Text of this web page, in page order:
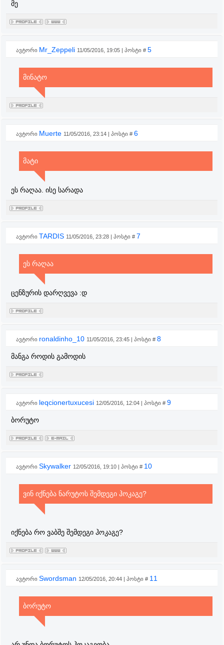
მე
ავტორი Mr_Zeppeli 11/05/2016, 19:05 | პოსტი # 5
მინატო
ავტორი Muerte 11/05/2016, 23:14 | პოსტი # 6
მატი
ეს რაღაა. ისე სარადა
ავტორი TARDIS 11/05/2016, 23:28 | პოსტი # 7
ეს რაღაა
ცენზურის დარღვევა :დ
ავტორი ronaldinho_10 11/05/2016, 23:45 | პოსტი # 8
მანგა როდის გამოდის
ავტორი leqcionertuxucesi 12/05/2016, 12:04 | პოსტი # 9
ბორუტო
ავტორი Skywalker 12/05/2016, 19:10 | პოსტი # 10
ვინ იქნება ნარუტოს შემდეგი ჰოკაგე?
იქნება რო ვაბშე შემდეგი ჰოკაგე?
ავტორი Swordsman 12/05/2016, 20:44 | პოსტი # 11
ბორუტო